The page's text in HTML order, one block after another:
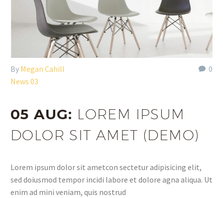
0
By Megan Cahill
News 03
05 AUG: LOREM IPSUM
DOLOR SIT AMET (DEMO)
Lorem ipsum dolor sit ametcon sectetur adipisicing elit,
sed doiusmod tempor incidi labore et dolore agna aliqua. Ut
enim ad mini veniam, quis nostrud